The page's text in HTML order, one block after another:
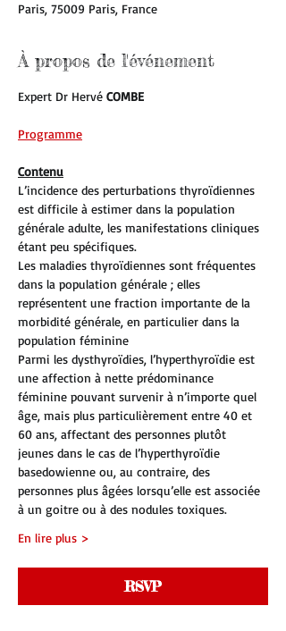
Paris, 75009 Paris, France
À propos de l'événement
Expert Dr Hervé COMBE
Programme
Contenu
L’incidence des perturbations thyroïdiennes
est difficile à estimer dans la population
générale adulte, les manifestations cliniques
étant peu spécifiques.
Les maladies thyroïdiennes sont fréquentes
dans la population générale ; elles
représentent une fraction importante de la
morbidité générale, en particulier dans la
population féminine
Parmi les dysthyroïdies, l’hyperthyroïdie est
une affection à nette prédominance
féminine pouvant survenir à n’importe quel
âge, mais plus particulièrement entre 40 et
60 ans, affectant des personnes plutôt
jeunes dans le cas de l’hyperthyroïdie
basedowienne ou, au contraire, des
personnes plus âgées lorsqu’elle est associée
à un goitre ou à des nodules toxiques.
En lire plus >
RSVP